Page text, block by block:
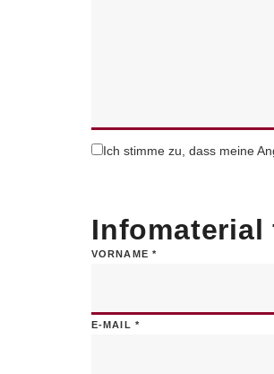
Ich stimme zu, dass meine
VORNAME *
E-MAIL *